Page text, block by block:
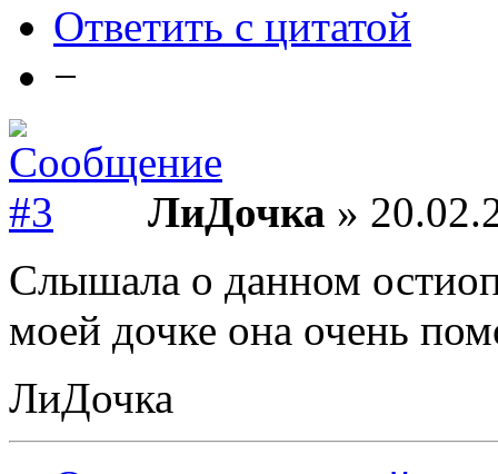
Ответить с цитатой
−
ЛиДочка »
Слышала о данном
моей дочке она очень
ЛиДочка